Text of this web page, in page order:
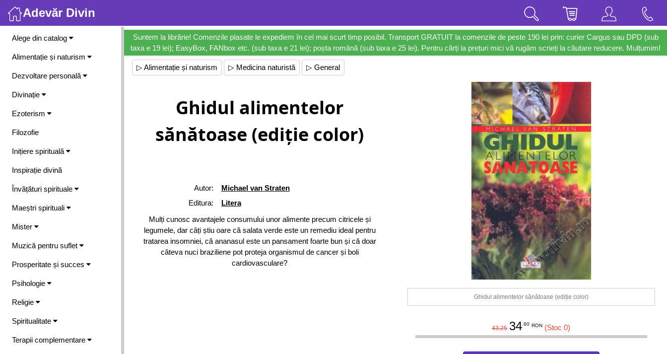
Adevăr Divin
Meniu
Alege din catalog
Alimentație și naturism
Dezvoltare personală
Divinație
Ezoterism
Filozofie
Inițiere spirituală
Inspirație divină
Învățături spirituale
Maeștri spirituali
Mister
Muzică pentru suflet
Prosperitate și succes
Psihologie
Religie
Spiritualitate
Terapii complementare
Suntem la librărie! Comenzile plasate le expediem în cel mai scurt timp posibil. Transport GRATUIT la comenzile de peste 190 lei prin: curier Cargus sau DPD (sub
taxa e 19 lei); EasyBox, FANbox etc. (sub taxa e 21 lei); poșta română (sub taxa e 25 lei). Pentru cărți la prețuri mici vă rugăm scrieți la căutare reducere. Mulțumim!
▷ Alimentație și naturism ▷ Medicina naturistă ▷ General
Ghidul alimentelor
sănătoase (ediție color)
Autor:
Michael van Straten
Editura:
Litera
Mulți cunosc avantajele consumului unor alimente precum citricele și
legumele, dar câți știu oare că salata verde este un remediu ideal pentru
tratarea insomniei, că ananasul este un pansament foarte bun și că doar
câteva nuci braziliene pot proteja organismul de cancer și boli
cardiovasculare?
Ghidul alimentelor sănătoase (ediție color)
43.25 34 .60 RON (Stoc 0)